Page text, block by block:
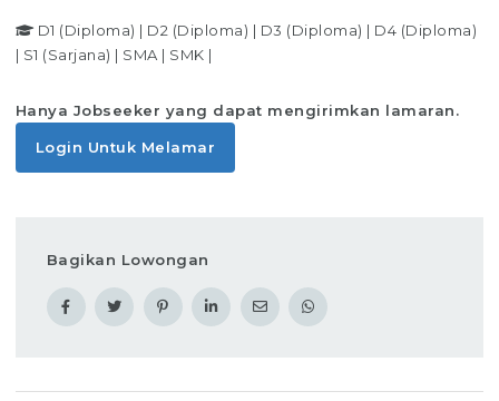
D1 (Diploma) | D2 (Diploma) | D3 (Diploma) | D4 (Diploma)
| S1 (Sarjana) | SMA | SMK |
Hanya Jobseeker yang dapat mengirimkan lamaran.
Login Untuk Melamar
Bagikan Lowongan